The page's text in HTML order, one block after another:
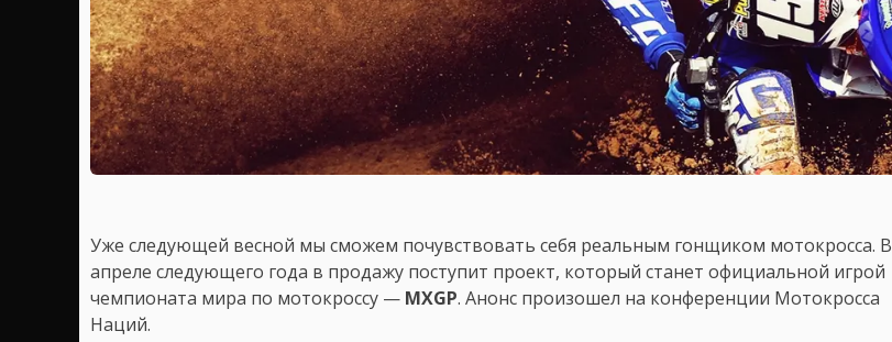
Уже следующей весной мы сможем почувствовать себя реальным гонщиком мотокросса. В
апреле следующего года в продажу поступит проект, который станет официальной игрой
чемпионата мира по мотокроссу — MXGP. Анонс произошел на конференции Мотокросса
Наций.